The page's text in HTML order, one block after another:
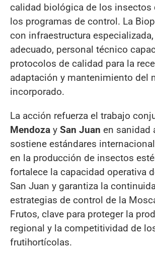
calidad biológica de los insectos
los programas de control. La
con infraestructura
adecuado, personal técnico
protocolos de calidad para la
adaptación y mantenimiento del
incorporado.
La acción refuerza el trabajo
Mendoza y San Juan en sanidad
sostiene estándares
en la producción de insectos
fortalece la capacidad operativa
San Juan y garantiza la
estrategias de control de la
Frutos, clave para proteger la
regional y la competitividad de
frutihortícolas.